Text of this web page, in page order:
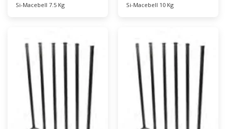
Si-Macebell 7.5 Kg Si-Macebell 10 Kg